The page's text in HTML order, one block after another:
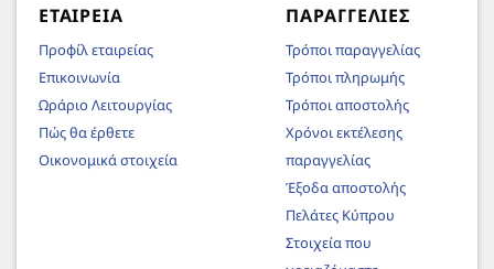
ΕΤΑΙΡΕΊΑ
Προφίλ εταιρείας
Επικοινωνία
Ωράριο Λειτουργίας
Πώς θα έρθετε
Οικονομικά στοιχεία
ΠΑΡΑΓΓΕΛΊΕΣ
Τρόποι παραγγελίας
Τρόποι πληρωμής
Τρόποι αποστολής
Χρόνοι εκτέλεσης
παραγγελίας
Έξοδα αποστολής
Πελάτες Κύπρου
Στοιχεία που